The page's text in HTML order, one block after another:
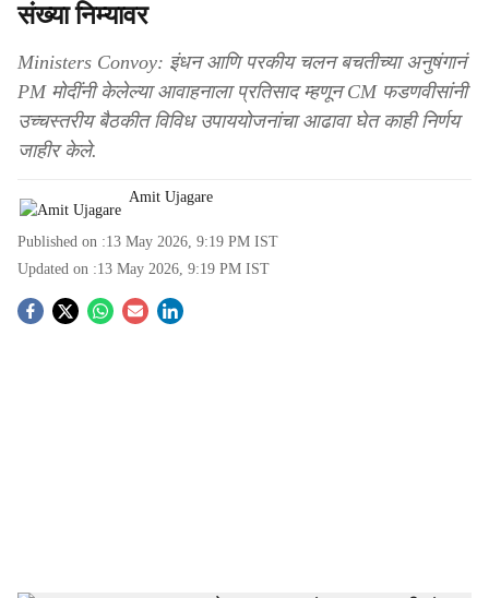
संख्या निम्यावर
Ministers Convoy: इंधन आणि परकीय चलन बचतीच्या अनुषंगानं
PM मोदींनी केलेल्या आवाहनाला प्रतिसाद म्हणून CM फडणवीसांनी
उच्चस्तरीय बैठकीत विविध उपाययोजनांचा आढावा घेत काही निर्णय
जाहीर केले.
Amit Ujagare
Published on :13 May 2026, 9:19 PM IST
Updated on :13 May 2026, 9:19 PM IST
S